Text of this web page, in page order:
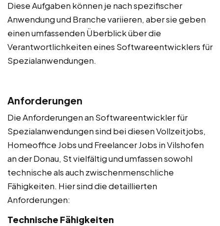
Diese Aufgaben können je nach spezifischer
Anwendung und Branche variieren, aber sie geben
einen umfassenden Überblick über die
Verantwortlichkeiten eines Softwareentwicklers für
Spezialanwendungen.
Anforderungen
Die Anforderungen an Softwareentwickler für
Spezialanwendungen sind bei diesen Vollzeitjobs,
Homeoffice Jobs und Freelancer Jobs in Vilshofen
an der Donau, St vielfältig und umfassen sowohl
technische als auch zwischenmenschliche
Fähigkeiten. Hier sind die detaillierten
Anforderungen:
Technische Fähigkeiten